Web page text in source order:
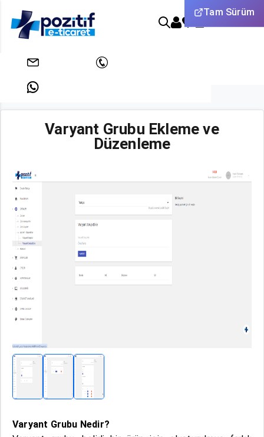
Tam Sürüm
info@pozitifeticaret.com
+905312631824
0
Pozitif E-Ticaret - Varyant Grubu Ekleme ve Düzenleme
Varyant Grubu Ekleme ve
Düzenleme
Varyant Grubu Nedir?